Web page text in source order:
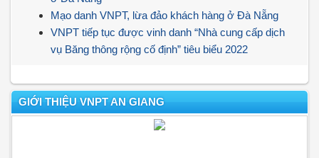
Mạo danh VNPT, lừa đảo khách hàng ở Đà Nẵng
VNPT tiếp tục được vinh danh “Nhà cung cấp dịch
vụ Băng thông rộng cố định” tiêu biểu 2022
GIỚI THIỆU VNPT AN GIANG